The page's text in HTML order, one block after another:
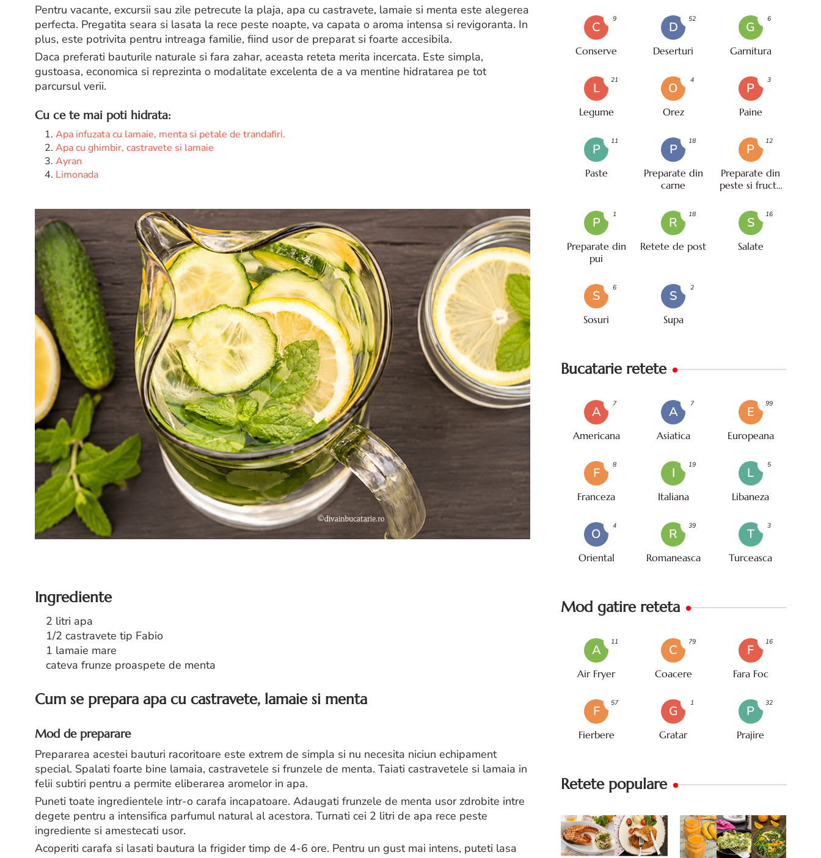
Pentru vacante, excursii sau zile petrecute la plaja, apa cu castravete, lamaie si menta este alegerea
perfecta. Pregatita seara si lasata la rece peste noapte, va capata o aroma intensa si revigoranta. In
plus, este potrivita pentru intreaga familie, fiind usor de preparat si foarte accesibila.
Daca preferati bauturile naturale si fara zahar, aceasta reteta merita incercata. Este simpla,
gustoasa, economica si reprezinta o modalitate excelenta de a va mentine hidratarea pe tot
parcursul verii.
Cu ce te mai poti hidrata:
Apa infuzata cu lamaie, menta si petale de trandafiri.
Apa cu ghimbir, castravete si lamaie
Ayran
Limonada
Ingrediente
2 litri apa
1/2 castravete tip Fabio
1 lamaie mare
cateva frunze proaspete de menta
Cum se prepara apa cu castravete, lamaie si menta
Mod de preparare
Prepararea acestei bauturi racoritoare este extrem de simpla si nu necesita niciun echipament
special. Spalati foarte bine lamaia, castravetele si frunzele de menta. Taiati castravetele si lamaia in
felii subtiri pentru a permite eliberarea aromelor in apa.
Puneti toate ingredientele intr-o carafa incapatoare. Adaugati frunzele de menta usor zdrobite intre
degete pentru a intensifica parfumul natural al acestora. Turnati cei 2 litri de apa rece peste
ingrediente si amestecati usor.
Acoperiti carafa si lasati bautura la frigider timp de 4-6 ore. Pentru un gust mai intens, puteti lasa
C
Conserve
9
D
Deserturi
52
G
Garnitura
6
L
Legume
21
O
Orez
4
P
Paine
3
P
Paste
11
P
Preparate din
carne
18
P
Preparate din
peste si fructe
12
P
Preparate din
pui
1
R
Retete de post
18
S
Salate
16
S
Sosuri
6
S
Supa
2
Bucatarie retete
A
Americana
7
A
Asiatica
7
E
Europeana
99
F
Franceza
8
I
Italiana
19
L
Libaneza
5
O
Oriental
4
R
Romaneasca
39
T
Turceasca
3
Mod gatire reteta
A
Air Fryer
11
C
Coacere
79
F
Fara Foc
16
F
Fierbere
57
G
Gratar
1
P
Prajire
32
Retete populare